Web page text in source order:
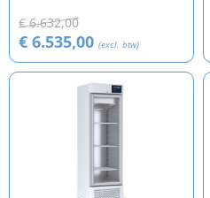
€ 6.632,00
€ 6.535,00 (excl. btw)